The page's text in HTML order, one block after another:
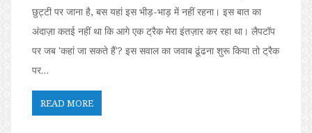
छुट्टी पर जाना है, बस यहां इस भीड़-भाड़ में नहीं रहना। इस बात का
अंदाज़ा कतई नहीं था कि आगे एक ट्रैक मेरा इंतज़ार कर रहा था। लैपटॉप
पर जब 'कहां जा सकते हैं'? इस सवाल का जवाब ढूंढना शुरू किया तो ट्रैक
पर…
READ MORE